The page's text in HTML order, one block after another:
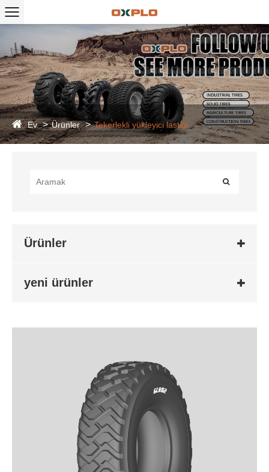
Ev Ürünler Tekerlekli yükleyici lastiği
Ürünler
yeni ürünler